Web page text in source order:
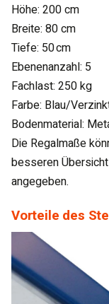
Höhe: 200 cm
Breite: 80 cm
Tiefe: 50 cm
Ebenenanzahl: 5
Fachlast: 250 kg
Farbe: Blau/
Bodenmaterial:
Die Regalmaße
besseren
angegeben.
Vorteile des